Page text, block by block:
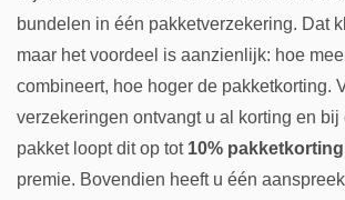
bundelen in één pakketverzekering. Dat
maar het voordeel is aanzienlijk: hoe
combineert, hoe hoger de pakketkorting.
verzekeringen ontvangt u al korting en bij
pakket loopt dit op tot 10% pakketkorting
premie. Bovendien heeft u één